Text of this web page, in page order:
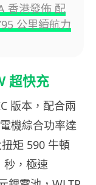
香港發佈 配
公里續航力
超快充
版本，配合兩
機綜合功率達
矩 590 牛頓
秒，極速